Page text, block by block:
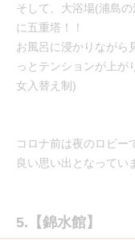
そして、大浴場(浦島
に五重塔！！
お風呂に浸かりながら
っとテンションが上
女入替え制)
コロナ前は夜のロビー
良い思い出となってい
5.【錦水館】